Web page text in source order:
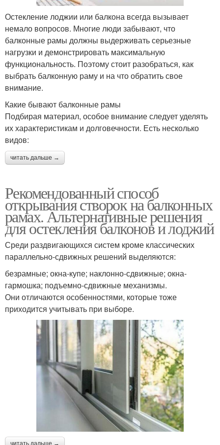
Остекление лоджии или балкона всегда вызывает
немало вопросов. Многие люди забывают, что
балконные рамы должны выдерживать серьезные
нагрузки и демонстрировать максимальную
функциональность. Поэтому стоит разобраться, как
выбрать балконную раму и на что обратить свое
внимание.
Какие бывают балконные рамы
Подбирая материал, особое внимание следует уделять
их характеристикам и долговечности. Есть несколько
видов:
читать дальше →
Рекомендованный способ
открывания створок на балконных
рамах. Альтернативные решения
для остекления балконов и лоджий
Среди раздвигающихся систем кроме классических
параллельно-сдвижных решений выделяются:
безрамные; окна-купе; наклонно-сдвижные; окна-
гармошка; подъемно-сдвижные механизмы.
Они отличаются особенностями, которые тоже
приходится учитывать при выборе.
читать дальше →